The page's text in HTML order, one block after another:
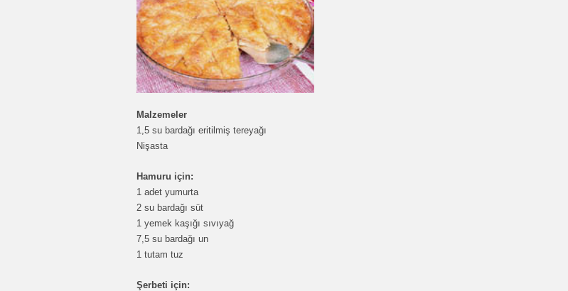
Malzemeler
1,5 su bardağı eritilmiş tereyağı
Nişasta
Hamuru için:
1 adet yumurta
2 su bardağı süt
1 yemek kaşığı sıvıyağ
7,5 su bardağı un
1 tutam tuz
Şerbeti için: